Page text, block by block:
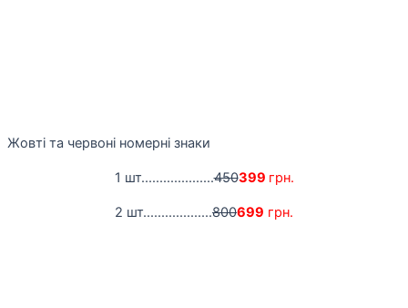
Жовті та червоні номерні знаки
1 шт....................450399 грн.
2 шт...................800699 грн.